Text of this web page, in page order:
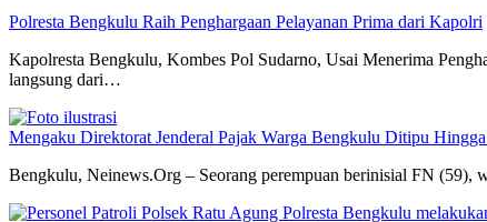
Polresta Bengkulu Raih Penghargaan Pelayanan Prima dari Kapolri
Kapolresta Bengkulu, Kombes Pol Sudarno, Usai Menerima
langsung dari…
Mengaku Direktorat Jenderal Pajak Warga Bengkulu Ditipu Hingga
Bengkulu, Neinews.Org – Seorang perempuan berinisial FN (59),